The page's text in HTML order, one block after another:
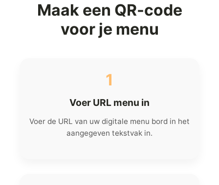
Maak een QR-code
voor je menu
1
Voer URL menu in
Voer de URL van uw digitale menu bord in het
aangegeven tekstvak in.